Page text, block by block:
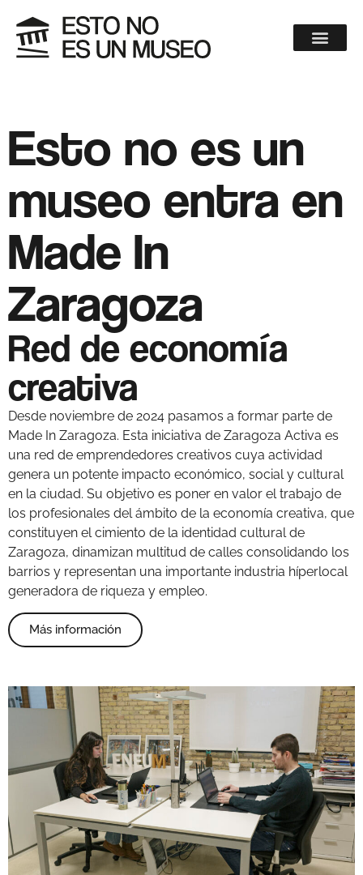
Esto no es un
museo entra en
Made In
Zaragoza
Red de economía
creativa
Desde noviembre de 2024 pasamos a formar parte de
Made In Zaragoza. Esta iniciativa de Zaragoza Activa es
una red de emprendedores creativos cuya actividad
genera un potente impacto económico, social y cultural
en la ciudad. Su objetivo es poner en valor el trabajo de
los profesionales del ámbito de la economía creativa, que
constituyen el cimiento de la identidad cultural de
Zaragoza, dinamizan multitud de calles consolidando los
barrios y representan una importante industria híperlocal
generadora de riqueza y empleo.
Más información